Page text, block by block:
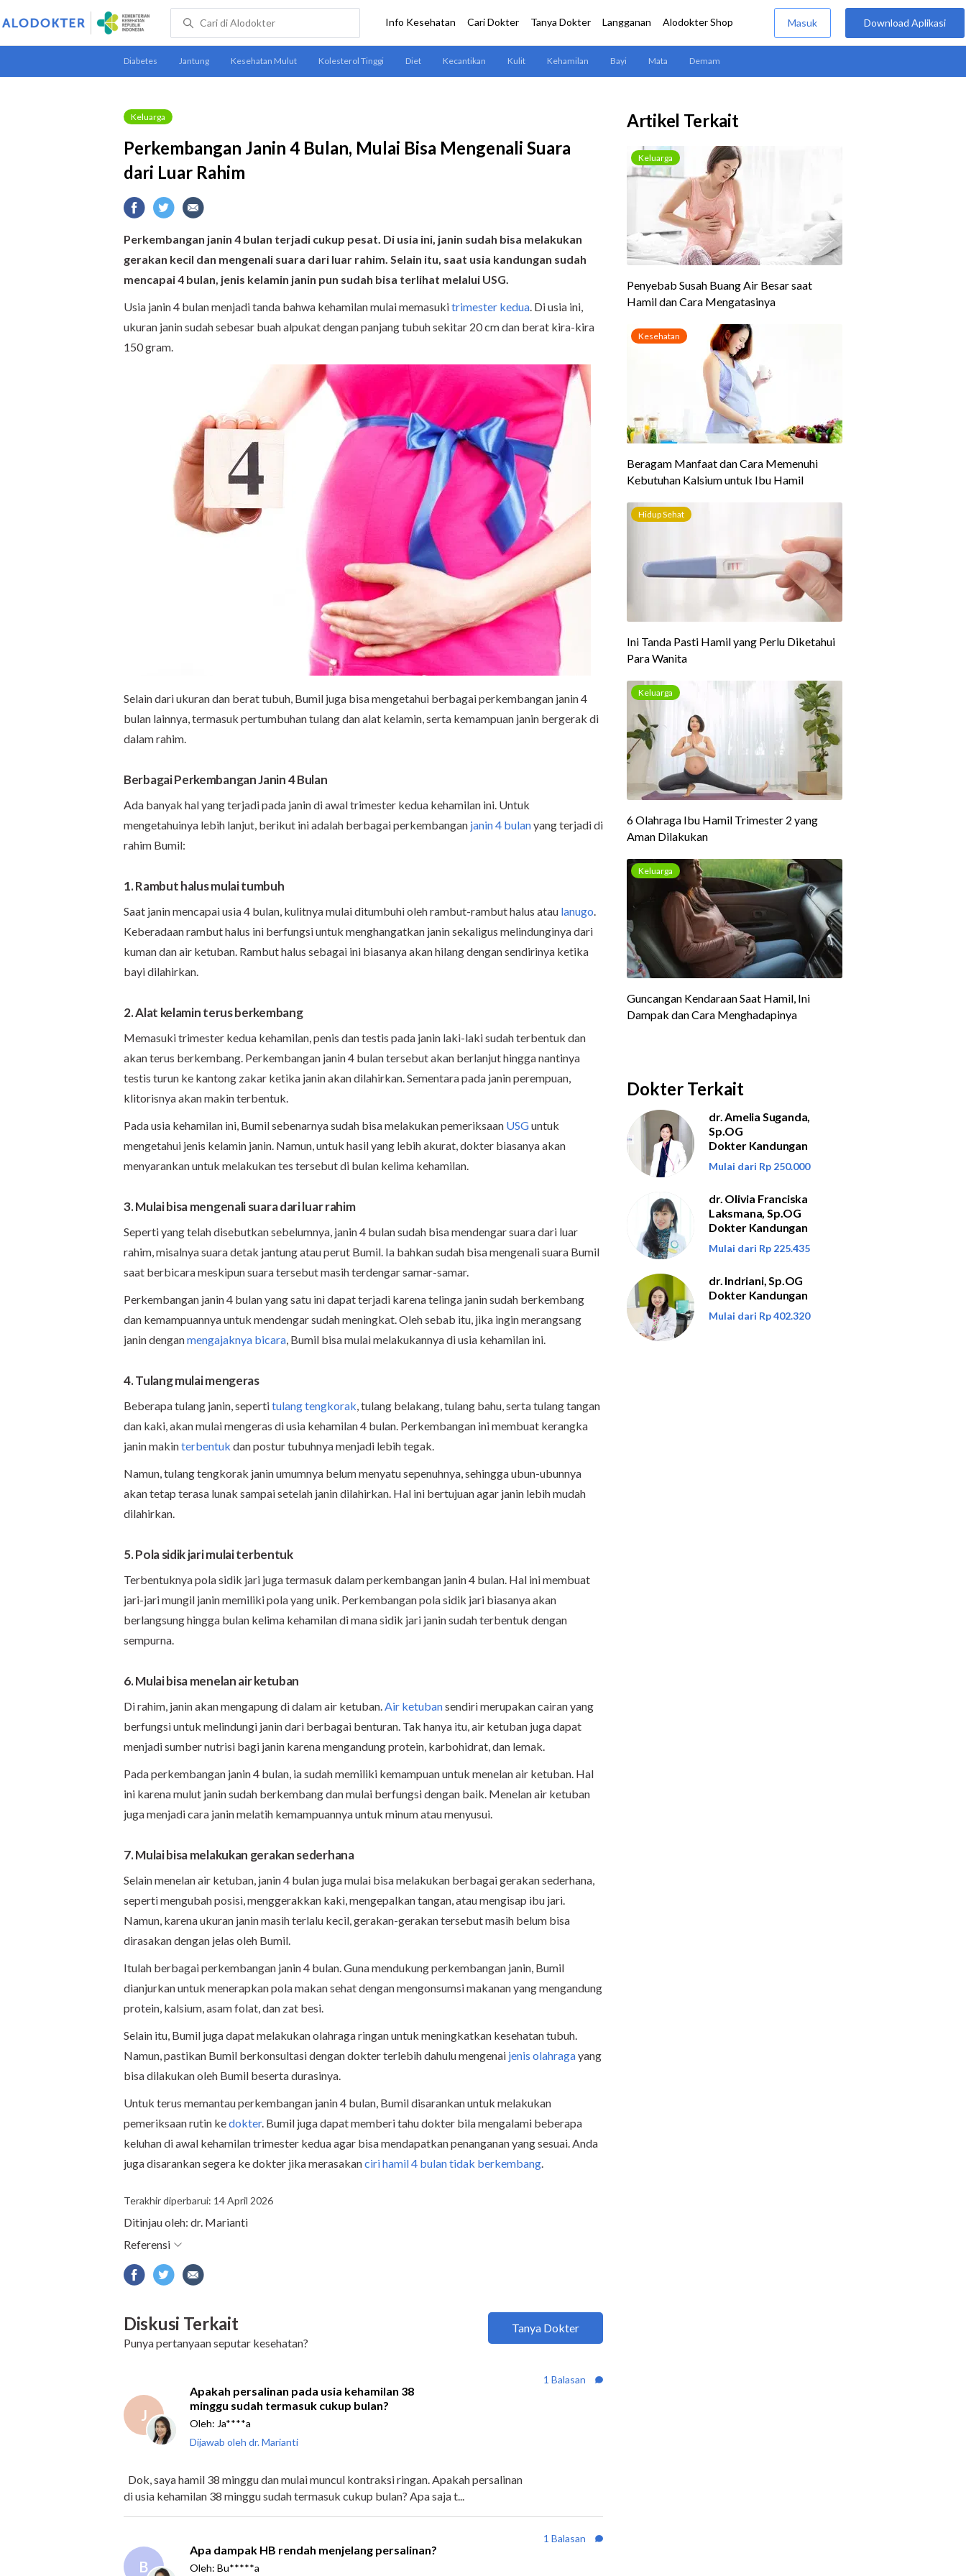
Keluarga
Perkembangan Janin 4 Bulan, Mulai Bisa Mengenali Suara
dari Luar Rahim
Perkembangan janin 4 bulan terjadi cukup pesat. Di usia ini, janin sudah bisa melakukan
gerakan kecil dan mengenali suara dari luar rahim. Selain itu, saat usia kandungan sudah
mencapai 4 bulan, jenis kelamin janin pun sudah bisa terlihat melalui USG.
Usia janin 4 bulan menjadi tanda bahwa kehamilan mulai memasukitrimester kedua. Di usia ini,
ukuran janin sudah sebesar buah alpukat dengan panjang tubuh sekitar 20 cm dan berat kira-kira
150 gram.
Selain dari ukuran dan berat tubuh, Bumil juga bisa mengetahui berbagai perkembangan janin 4
bulan lainnya, termasuk pertumbuhan tulang dan alat kelamin, serta kemampuan janin bergerak di
dalam rahim.
Berbagai Perkembangan Janin 4 Bulan
Ada banyak hal yang terjadi pada janin di awal trimester kedua kehamilan ini. Untuk
mengetahuinya lebih lanjut, berikut ini adalah berbagai perkembangan janin 4 bulanyang terjadi di
rahim Bumil:
1. Rambut halus mulai tumbuh
Saat janin mencapai usia 4 bulan, kulitnya mulai ditumbuhi oleh rambut-rambut halus atau lanugo.
Keberadaan rambut halus ini berfungsi untuk menghangatkan janin sekaligus melindunginya dari
kuman dan air ketuban. Rambut halus sebagai ini biasanya akan hilang dengan sendirinya ketika
bayi dilahirkan.
2. Alat kelamin terus berkembang
Memasuki trimester kedua kehamilan, penis dan testis pada janin laki-laki sudah terbentuk dan
akan terus berkembang. Perkembangan janin 4 bulan tersebut akan berlanjut hingga nantinya
testis turun ke kantong zakar ketika janin akan dilahirkan. Sementara pada janin perempuan,
klitorisnya akan makin terbentuk.
Pada usia kehamilan ini, Bumil sebenarnya sudah bisa melakukan pemeriksaan USGuntuk
mengetahui jenis kelamin janin. Namun, untuk hasil yang lebih akurat, dokter biasanya akan
menyarankan untuk melakukan tes tersebut di bulan kelima kehamilan.
3. Mulai bisa mengenali suara dari luar rahim
Seperti yang telah disebutkan sebelumnya, janin 4 bulan sudah bisa mendengar suara dari luar
rahim, misalnya suara detak jantung atau perut Bumil. Ia bahkan sudah bisa mengenali suara Bumil
saat berbicara meskipun suara tersebut masih terdengar samar-samar.
Perkembangan janin 4 bulan yang satu ini dapat terjadi karena telinga janin sudah berkembang
dan kemampuannya untuk mendengar sudah meningkat. Oleh sebab itu, jika ingin merangsang
janin denganmengajaknya bicara, Bumil bisa mulai melakukannya di usia kehamilan ini.
4. Tulang mulai mengeras
Beberapa tulang janin, sepertitulang tengkorak, tulang belakang, tulang bahu, serta tulang tangan
dan kaki, akan mulai mengeras di usia kehamilan 4 bulan. Perkembangan ini membuat kerangka
janin makinterbentuk dan postur tubuhnya menjadi lebih tegak.
Namun, tulang tengkorak janin umumnya belum menyatu sepenuhnya, sehingga ubun-ubunnya
akan tetap terasa lunak sampai setelah janin dilahirkan. Hal ini bertujuan agar janin lebih mudah
dilahirkan.
5. Pola sidik jari mulai terbentuk
Terbentuknya pola sidik jari juga termasuk dalam perkembangan janin 4 bulan. Hal ini membuat
jari-jari mungil janin memiliki pola yang unik. Perkembangan pola sidik jari biasanya akan
berlangsung hingga bulan kelima kehamilan di mana sidik jari janin sudah terbentuk dengan
sempurna.
6. Mulai bisa menelan air ketuban
Di rahim, janin akan mengapung di dalam air ketuban.Air ketubansendiri merupakan cairan yang
berfungsi untuk melindungi janin dari berbagai benturan. Tak hanya itu, air ketuban juga dapat
menjadi sumber nutrisi bagi janin karena mengandung protein, karbohidrat, dan lemak.
Pada perkembangan janin 4 bulan, ia sudah memiliki kemampuan untuk menelan air ketuban. Hal
ini karena mulut janin sudah berkembang dan mulai berfungsi dengan baik. Menelan air ketuban
juga menjadi cara janin melatih kemampuannya untuk minum atau menyusui.
7. Mulai bisa melakukan gerakan sederhana
Selain menelan air ketuban, janin 4 bulan juga mulai bisa melakukan berbagai gerakan sederhana,
seperti mengubah posisi, menggerakkan kaki, mengepalkan tangan, atau mengisap ibu jari.
Namun, karena ukuran janin masih terlalu kecil, gerakan-gerakan tersebut masih belum bisa
dirasakan dengan jelas oleh Bumil.
Itulah berbagai perkembangan janin 4 bulan. Guna mendukung perkembangan janin, Bumil
dianjurkan untuk menerapkan pola makan sehat dengan mengonsumsi makanan yang mengandung
protein, kalsium, asam folat, dan zat besi.
Selain itu, Bumil juga dapat melakukan olahraga ringan untuk meningkatkan kesehatan tubuh.
Namun, pastikan Bumil berkonsultasi dengan dokter terlebih dahulu mengenai jenis olahragayang
bisa dilakukan oleh Bumil beserta durasinya.
Untuk terus memantau perkembangan janin 4 bulan, Bumil disarankan untuk melakukan
pemeriksaan rutin kedokter. Bumil juga dapat memberi tahu dokter bila mengalami beberapa
keluhan di awal kehamilan trimester kedua agar bisa mendapatkan penanganan yang sesuai. Anda
juga disarankan segera ke dokter jika merasakanciri hamil 4 bulan tidak berkembang.
Terakhir diperbarui: 14 April 2026
Artikel Terkait
Dokter Terkait